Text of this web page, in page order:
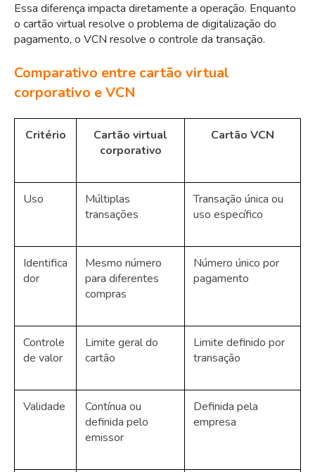
Essa diferença impacta diretamente a operação. Enquanto
o cartão virtual resolve o problema de digitalização do
pagamento, o VCN resolve o controle da transação.
Comparativo entre cartão virtual
corporativo e VCN
Critério
Cartão virtual
corporativo
Cartão VCN
Uso
Múltiplas
transações
Transação única ou
uso específico
Identifica
dor
Mesmo número
para diferentes
compras
Número único por
pagamento
Controle
de valor
Limite geral do
cartão
Limite definido por
transação
Validade
Contínua ou
definida pelo
emissor
Definida pela
empresa